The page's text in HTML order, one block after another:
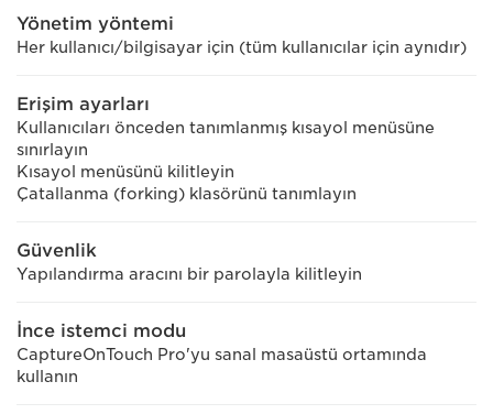
Yönetim yöntemi
Her kullanıcı/bilgisayar için (tüm kullanıcılar için aynıdır)
Erişim ayarları
Kullanıcıları önceden tanımlanmış kısayol menüsüne
sınırlayın
Kısayol menüsünü kilitleyin
Çatallanma (forking) klasörünü tanımlayın
Güvenlik
Yapılandırma aracını bir parolayla kilitleyin
İnce istemci modu
CaptureOnTouch Pro'yu sanal masaüstü ortamında
kullanın